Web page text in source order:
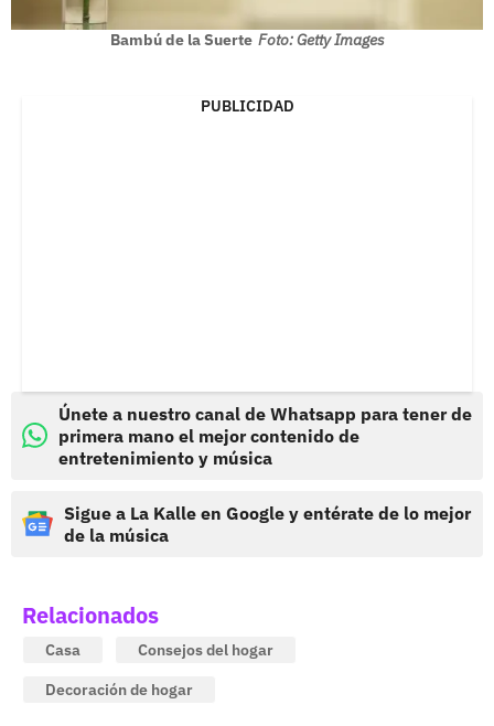
Bambú de la Suerte Foto: Getty Images
PUBLICIDAD
Únete a nuestro canal de Whatsapp para tener de
primera mano el mejor contenido de
entretenimiento y música
Sigue a La Kalle en Google y entérate de lo mejor
de la música
Relacionados
Casa
Consejos del hogar
Decoración de hogar